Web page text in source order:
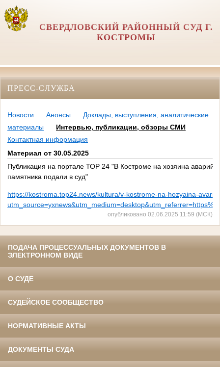
СВЕРДЛОВСКИЙ РАЙОННЫЙ СУД Г.
КОСТРОМЫ
ПРЕСС-СЛУЖБА
Новости Анонсы
Доклады, выступления, аналитические
материалы
Интервью, публикации, обзоры СМИ
Контактная информация
Материал от 30.05.2025
Публикация на портале ТОР 24 "В Костроме на хозяина
памятника подали в суд"
https://kostroma.top24.news/kultura/v-kostrome-na-hozyaina-
опубликовано 02.06.2025 11:59 (МСК)
ПОДАЧА ПРОЦЕССУАЛЬНЫХ ДОКУМЕНТОВ В
ЭЛЕКТРОННОМ ВИДЕ
О СУДЕ
СУДЕЙСКОЕ СООБЩЕСТВО
НОРМАТИВНЫЕ АКТЫ
ДОКУМЕНТЫ СУДА